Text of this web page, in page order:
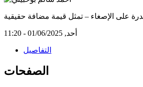
أحد, 01/06/2025 - 11:20
التفاصيل
الصفحات